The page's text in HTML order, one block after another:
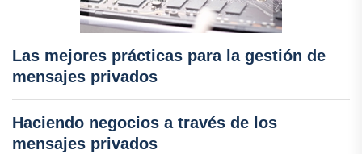
Las mejores prácticas para la gestión de
mensajes privados
Haciendo negocios a través de los
mensajes privados